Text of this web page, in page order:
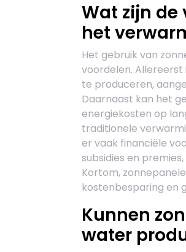
Wat zijn de
het
Het gebruik van
voordelen.
te produceren,
Daarnaast kan het
energiekosten op
traditionele
er vaak financiële
subsidies en
Kortom,
kostenbesparing en
Kunnen
water